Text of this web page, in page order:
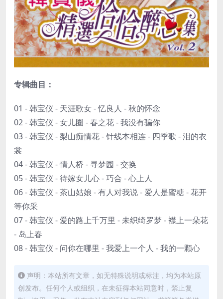
专辑曲目：
01 - 韩宝仪 - 天涯歌女 - 忆良人 - 秋的怀念
02 - 韩宝仪 - 女儿圈 - 春之花 - 我没有骗你
03 - 韩宝仪 - 梨山痴情花 - 针线本相连 - 四季歌 - 泪的衣
裳
04 - 韩宝仪 - 情人桥 - 寻梦园 - 交换
05 - 韩宝仪 - 待嫁女儿心 - 巧合 - 心上人
06 - 韩宝仪 - 茶山姑娘 - 有人对我说 - 爱人是蜜糖 - 花开
等你采
07 - 韩宝仪 - 爱的路上千万里 - 未织绮罗梦 - 襟上一朵花
- 岛上春
08 - 韩宝仪 - 问你在哪里 - 我爱上一个人 - 我的一颗心
声明：本站所有文章，如无特殊说明或标注，均为本站原
创发布。任何个人或组织，在未征得本站同意时，禁止复